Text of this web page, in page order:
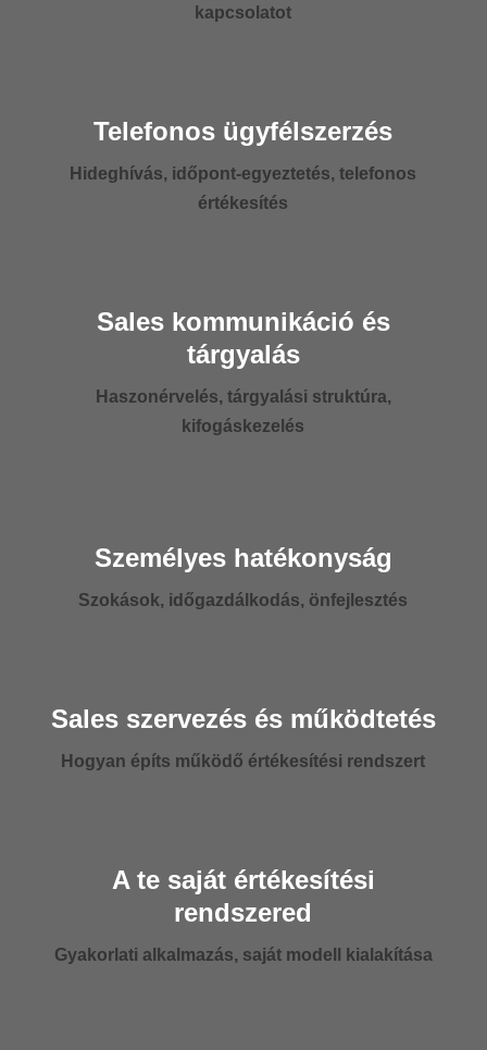
kapcsolatot
Telefonos ügyfélszerzés
Hideghívás, időpont-egyeztetés, telefonos
értékesítés
Sales kommunikáció és
tárgyalás
Haszonérvelés, tárgyalási struktúra,
kifogáskezelés
Személyes hatékonyság
Szokások, időgazdálkodás, önfejlesztés
Sales szervezés és működtetés
Hogyan építs működő értékesítési rendszert
A te saját értékesítési
rendszered
Gyakorlati alkalmazás, saját modell kialakítása